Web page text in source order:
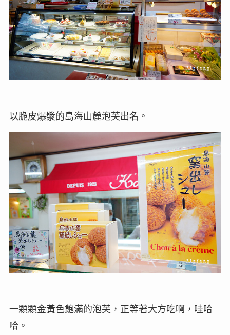
以脆皮爆漿的島海山麓泡芙出名。
一顆顆金黃色飽滿的泡芙，正等著大方吃啊，哇哈
哈。